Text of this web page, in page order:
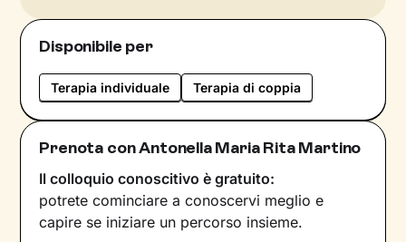
Disponibile per
Terapia individuale Terapia di coppia
Prenota con Antonella Maria Rita Martino
Il colloquio conoscitivo è gratuito:
potrete cominciare a conoscervi meglio e
capire se iniziare un percorso insieme.